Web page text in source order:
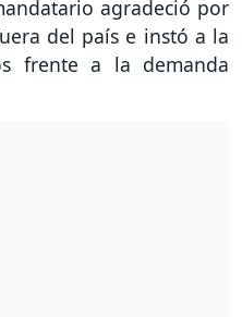
agradeció por
del país e instó a la
frente a la demanda